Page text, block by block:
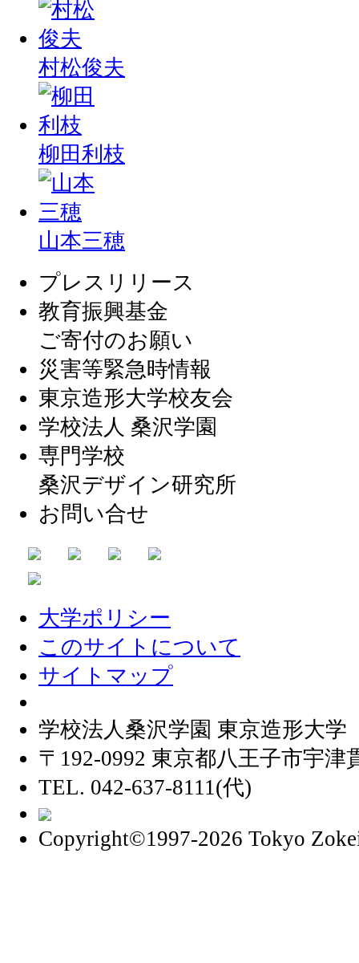
村松俊夫
柳田利枝
山本三穂
プレスリリース
教育振興基金
ご寄付のお願い
災害等緊急時情報
東京造形大学校友会
学校法人 桑沢学園
専門学校
桑沢デザイン研究所
お問い合せ
大学ポリシー
このサイトについて
サイトマップ
学校法人桑沢学園 東京造形大学
〒192-0992 東京都八王子市宇津
TEL. 042-637-8111(代)
Copyright©1997-2026 Tokyo